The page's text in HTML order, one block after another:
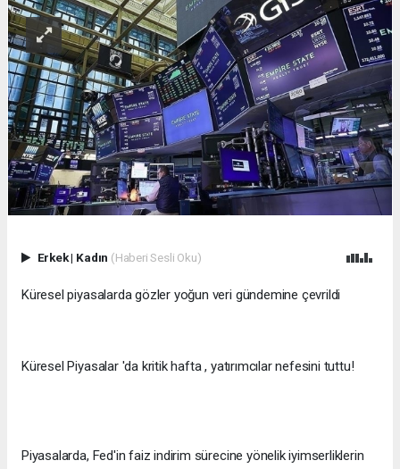
Erkek| Kadın (Haberi Sesli Oku)
Küresel piyasalarda gözler yoğun veri gündemine çevrildi
Küresel Piyasalar 'da kritik hafta , yatırımcılar nefesini tuttu!
Piyasalarda, Fed'in faiz indirim sürecine yönelik iyimserliklerin